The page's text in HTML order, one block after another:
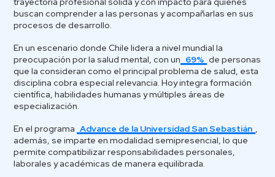
buscan comprender a las personas y acompañarlas en sus
procesos de desarrollo.
En un escenario donde Chile lidera a nivel mundial la
preocupación por la salud mental, con un 69% de personas
que la consideran como el principal problema de salud, esta
disciplina cobra especial relevancia. Hoy integra formación
científica, habilidades humanas y múltiples áreas de
especialización.
En el programa Advance de la Universidad San Sebastián ,
además, se imparte en modalidad semipresencial, lo que
permite compatibilizar responsabilidades personales,
laborales y académicas de manera equilibrada.